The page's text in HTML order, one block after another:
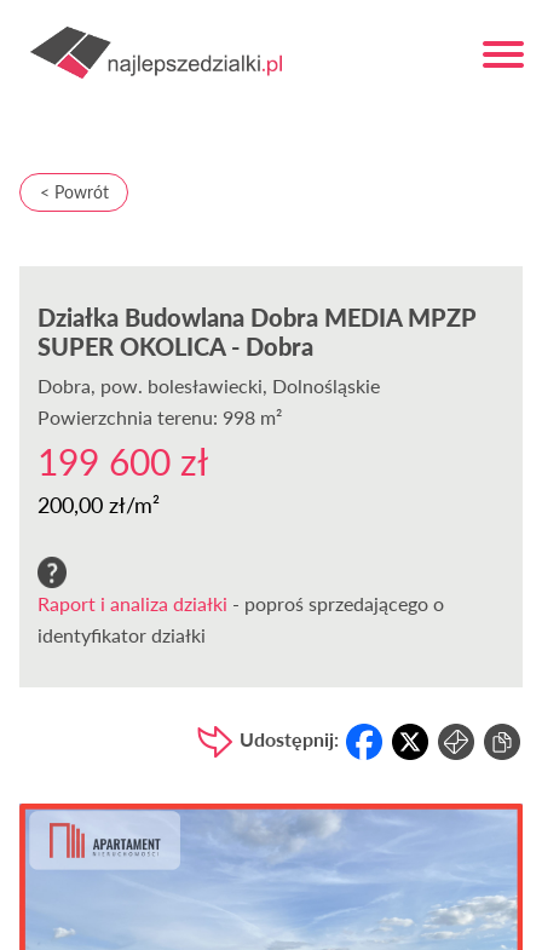
< Powrót
Działka Budowlana Dobra MEDIA MPZP
SUPER OKOLICA - Dobra
Dobra, pow. bolesławiecki, Dolnośląskie
Powierzchnia terenu: 998 m²
199 600 zł
200,00 zł/m²
Raport i analiza działki - poproś sprzedającego o
identyfikator działki
Udostępnij: